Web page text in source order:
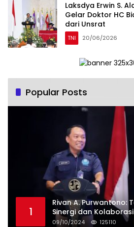
Laksdya Erwin S.
Gelar Doktor HC
dari Unsrat
TNI 20/06/2026
Popular Posts
1
Rivan A. Purwantono:
Sinergi dan
Serikat Pekerja Jasa
09/10/2024 125110